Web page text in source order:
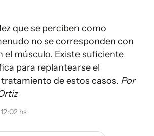
que se perciben como
no se corresponden con
el músculo. Existe suficiente
para replantearse el
de estos casos. Por
12:02 hs